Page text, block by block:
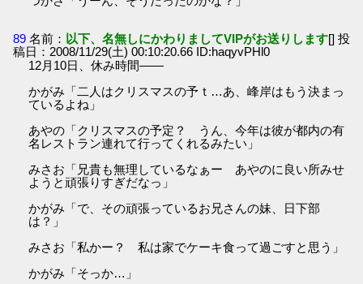
89 名前： 以下、名無しにかわりましてVIPがお送りします[] 投
稿日：2008/11/29(土) 00:10:20.66 ID:haqyvPHl0
12月10日、休み時間――
かがみ「二人はクリスマスの予ｔ…あ、峰岸はもう決まっ
ているよね」
あやの「クリスマスの予定？ うん、今年は彼が都内の有
名レストラン連れて行ってくれるみたい」
みさお「兄貴も無理しているなぁー あやのに良い所みせ
ようと頑張りすぎだなっ」
かがみ「で、その頑張っているお兄さんの妹、日下部
は？」
みさお「私かー？ 私は家でケーキ食って過ごすと思う」
かがみ「そっか…」